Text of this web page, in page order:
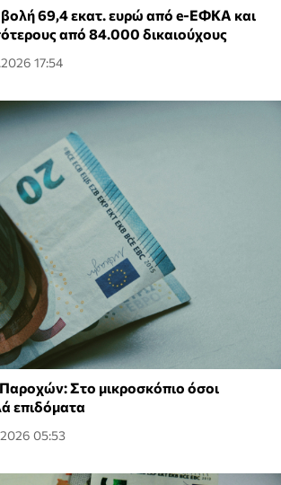
69,4 εκατ. ευρώ από e-ΕΦΚΑ και
από 84.000 δικαιούχους
17:54
Στο μικροσκόπιο όσοι
επιδόματα
05:53